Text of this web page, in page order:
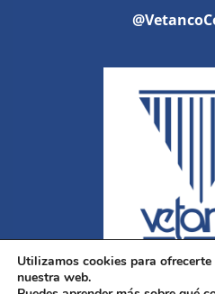
Utilizamos cookies para
nuestra web.